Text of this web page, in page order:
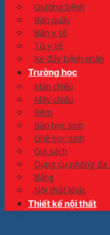
Giường bệnh
Bàn quầy
Bàn y tế
Tủ y tế
Xe đẩy bệnh nhân
Trường học
Màn chiếu
Máy chiếu
Rèm
Bàn học sinh
Ghế học sinh
Giá sách
Dụng cụ phòng đa
Bảng
Nội thất khác
Thiết kế nội thất